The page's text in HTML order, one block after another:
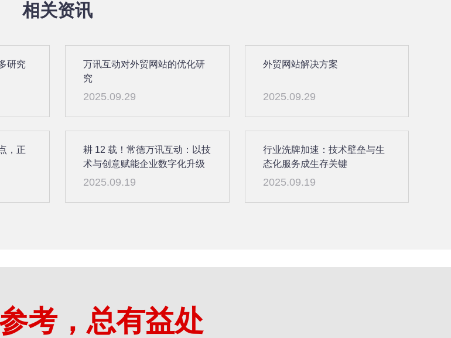
相关资讯
研究
万讯互动对外贸网站的优化研
究
2025.09.29
外贸网站解决方案
2025.09.29
，正
耕 12 载！常德万讯互动：以技
术与创意赋能企业数字化升级
2025.09.19
行业洗牌加速：技术壁垒与生
态化服务成生存关键
2025.09.19
考，总有益处